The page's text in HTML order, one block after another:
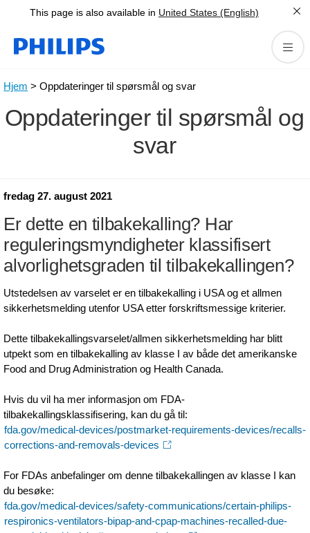
This page is also available in United States (English)
Hjem > Oppdateringer til spørsmål og svar
Oppdateringer til spørsmål og
svar
fredag 27. august 2021
Er dette en tilbakekalling? Har
reguleringsmyndigheter klassifisert
alvorlighetsgraden til tilbakekallingen?
Utstedelsen av varselet er en tilbakekalling i USA og et allmen
sikkerhetsmelding utenfor USA etter forskriftsmessige kriterier.
Dette tilbakekallingsvarselet/allmen sikkerhetsmelding har blitt
utpekt som en tilbakekalling av klasse I av både det amerikanske
Food and Drug Administration og Health Canada.
Hvis du vil ha mer informasjon om FDA-
tilbakekallingsklassifisering, kan du gå til:
fda.gov/medical-devices/postmarket-requirements-devices/recalls-
corrections-and-removals-devices
For FDAs anbefalinger om denne tilbakekallingen av klasse I kan
du besøke:
fda.gov/medical-devices/safety-communications/certain-philips-
respironics-ventilators-bipap-and-cpap-machines-recalled-due-